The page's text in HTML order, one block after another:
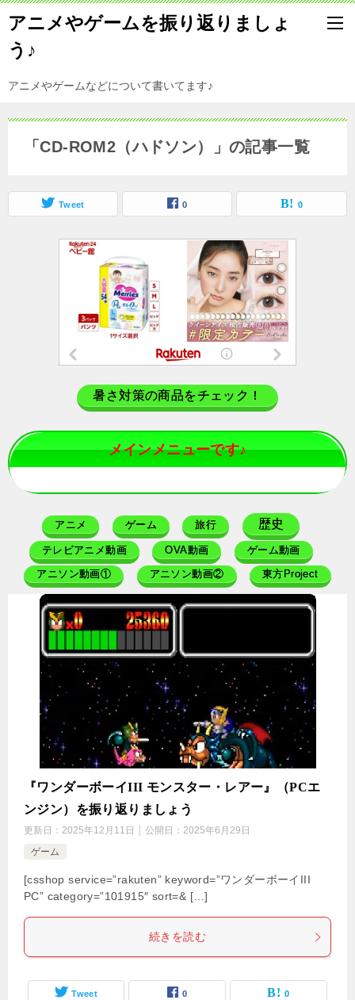
アニメやゲームを振り返りましょ
う♪
アニメやゲームなどについて書いてます♪
「CD-ROM2（ハドソン）」の記事一覧
Tweet 0 0
暑さ対策の商品をチェック！
メインメニューです♪
アニメ ゲーム 旅行 歴史
テレビアニメ動画 OVA動画 ゲーム動画
アニソン動画① アニソン動画② 東方Project
『ワンダーボーイIII モンスター・レアー』（PCエ
ンジン）を振り返りましょう
更新日： 2025年12月11日 公開日： 2025年6月29日
ゲーム
[csshop service=”rakuten” keyword=”ワンダーボーイIII
PC” category=”101915″ sort=& […]
続きを読む
Tweet 0 0